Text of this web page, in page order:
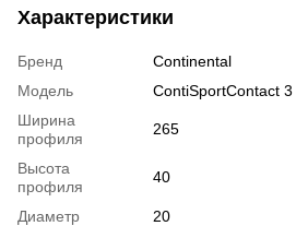
Характеристики
Бренд
Continental
Модель
ContiSportContact 3
Ширина
профиля
265
Высота
профиля
40
Диаметр
20